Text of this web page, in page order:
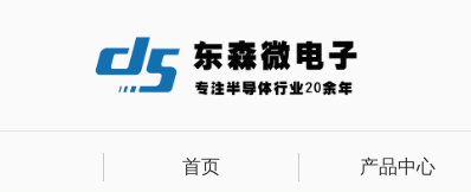
首页 产品中心